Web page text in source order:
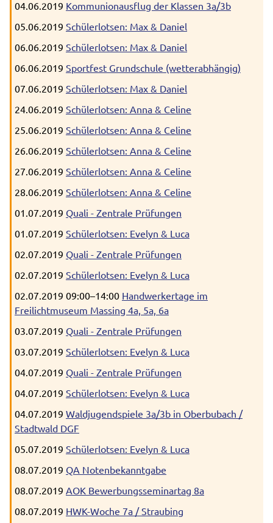
04.06.2019 Kommunionausflug der Klassen 3a/3b
05.06.2019 Schülerlotsen: Max & Daniel
06.06.2019 Schülerlotsen: Max & Daniel
06.06.2019 Sportfest Grundschule (wetterabhängig)
07.06.2019 Schülerlotsen: Max & Daniel
24.06.2019 Schülerlotsen: Anna & Celine
25.06.2019 Schülerlotsen: Anna & Celine
26.06.2019 Schülerlotsen: Anna & Celine
27.06.2019 Schülerlotsen: Anna & Celine
28.06.2019 Schülerlotsen: Anna & Celine
01.07.2019 Quali - Zentrale Prüfungen
01.07.2019 Schülerlotsen: Evelyn & Luca
02.07.2019 Quali - Zentrale Prüfungen
02.07.2019 Schülerlotsen: Evelyn & Luca
02.07.2019 09:00–14:00 Handwerkertage im
Freilichtmuseum Massing 4a, 5a, 6a
03.07.2019 Quali - Zentrale Prüfungen
03.07.2019 Schülerlotsen: Evelyn & Luca
04.07.2019 Quali - Zentrale Prüfungen
04.07.2019 Schülerlotsen: Evelyn & Luca
04.07.2019 Waldjugendspiele 3a/3b in Oberbubach /
Stadtwald DGF
05.07.2019 Schülerlotsen: Evelyn & Luca
08.07.2019 QA Notenbekanntgabe
08.07.2019 AOK Bewerbungsseminartag 8a
08.07.2019 HWK-Woche 7a / Straubing